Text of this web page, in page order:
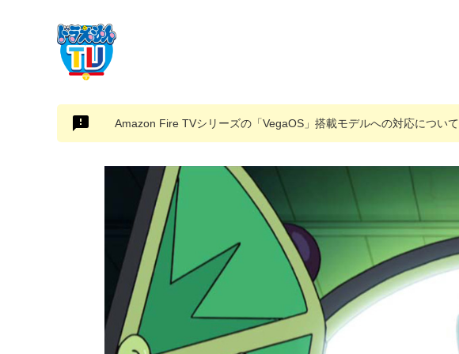
Amazon Fire TVシリーズの「VegaOS」搭載モデルへの対応について